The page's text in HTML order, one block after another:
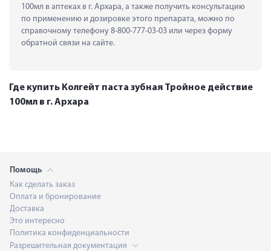
100мл в аптеках в г. Архара, а также получить консультацию
по применению и дозировке этого препарата, можно по
справочному телефону 8-800-777-03-03 или через форму
обратной связи на сайте.
Где купить Колгейт паста зубная Тройное действие
100мл в г. Архара
Помощь
Как сделать заказ
Оплата и бронирование
Доставка
Это интересно
Политика конфиденциальности
Разрешительная документация